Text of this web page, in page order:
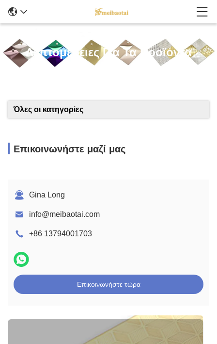
Λεπτομέρειες Για Τα Προϊόντα
Όλες οι κατηγορίες
Επικοινωνήστε μαζί μας
Gina Long
info@meibaotai.com
+86 13794001703
Επικοινωνήστε τώρα